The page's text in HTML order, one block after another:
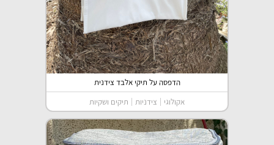
הדפסה על תיקי אלבד צידנית
אקולוגי צידניות תיקים ושקיות